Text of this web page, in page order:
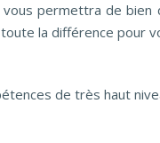
permettra de
la différence pour
de très haut